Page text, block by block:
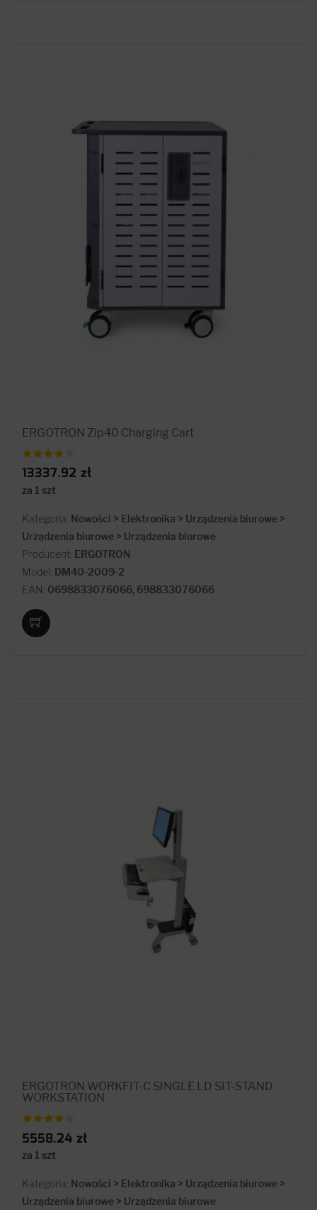
ERGOTRON Zip40 Charging Cart
13337.92 zł
za 1 szt
Kategoria: Nowości > Elektronika > Urządzenia biurowe >
Urządzenia biurowe > Urządzenia biurowe
Producent: ERGOTRON
Model: DM40-2009-2
EAN: 0698833076066, 698833076066
ERGOTRON WORKFIT-C SINGLE LD SIT-STAND
WORKSTATION
5558.24 zł
za 1 szt
Kategoria: Nowości > Elektronika > Urządzenia biurowe >
Urządzenia biurowe > Urządzenia biurowe